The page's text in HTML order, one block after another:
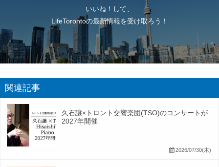
いいね！して、
LifeTorontoの最新情報を受け取ろう！
関連記事
久石譲×トロント交響楽団(TSO)のコンサートが
2027年開催
2026/07/30(木)